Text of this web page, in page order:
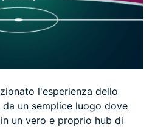
l'esperienza dello
un semplice luogo dove
un vero e proprio hub di